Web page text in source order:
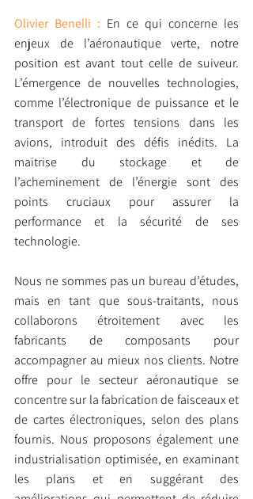
Olivier Benelli : En ce qui concerne les
enjeux de l’aéronautique verte, notre
position est avant tout celle de suiveur.
L’émergence de nouvelles technologies,
comme l’électronique de puissance et le
transport de fortes tensions dans les
avions, introduit des défis inédits. La
maitrise du stockage et de
l’acheminement de l’énergie sont des
points cruciaux pour assurer la
performance et la sécurité de ses
technologie.
Nous ne sommes pas un bureau d’études,
mais en tant que sous-traitants, nous
collaborons étroitement avec les
fabricants de composants pour
accompagner au mieux nos clients. Notre
offre pour le secteur aéronautique se
concentre sur la fabrication de faisceaux et
de cartes électroniques, selon des plans
fournis. Nous proposons également une
industrialisation optimisée, en examinant
les plans et en suggérant des